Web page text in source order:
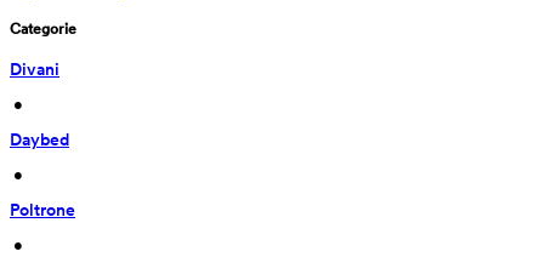
Categorie
Divani
•
Daybed
•
Poltrone
•